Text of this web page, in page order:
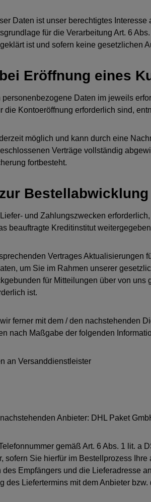
Daten ist unser berechtigtes
für die Verarbeitung Art. 6
ist und sofern keine gesetzlichen
Eröffnung eines
Daten im jeweils
die Kontoeröffnung erforderlich sind,
möglich und kann durch eine
Verträge vollständig
fortbesteht.
Bestellabwicklung
und Zahlungszwecken
beauftragte Kreditinstitut
Vertrages
um Sie im Rahmen unserer
für Mitteilungen über von
ist.
ferner mit dem / den nachstehenden
nach Maßgabe der folgenden
an Versanddienstleister
Anbieter: DHL Paket
gemäß Art. 6 Abs. 1 lit. a
sofern Sie hierfür im Bestellprozess
Empfängers und die Lieferadresse
des Liefertermins mit dem Anbieter